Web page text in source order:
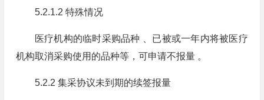
5.2.1.2 特殊情况
医疗机构的临时采购品种 、已被或一年内将被医疗
机构取消采购使用的品种等，可申请不报量 。
5.2.2 集采协议未到期的续签报量